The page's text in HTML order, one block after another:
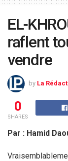
EL-
raflent
vendre
by La
0
SHARES
Par : Hamid